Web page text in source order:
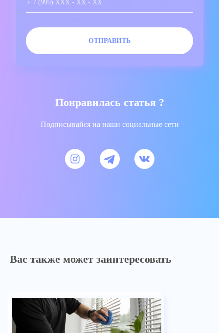
Понравилась статья ?
Подписывайся на наши социальные сети
Вас также может заинтересовать